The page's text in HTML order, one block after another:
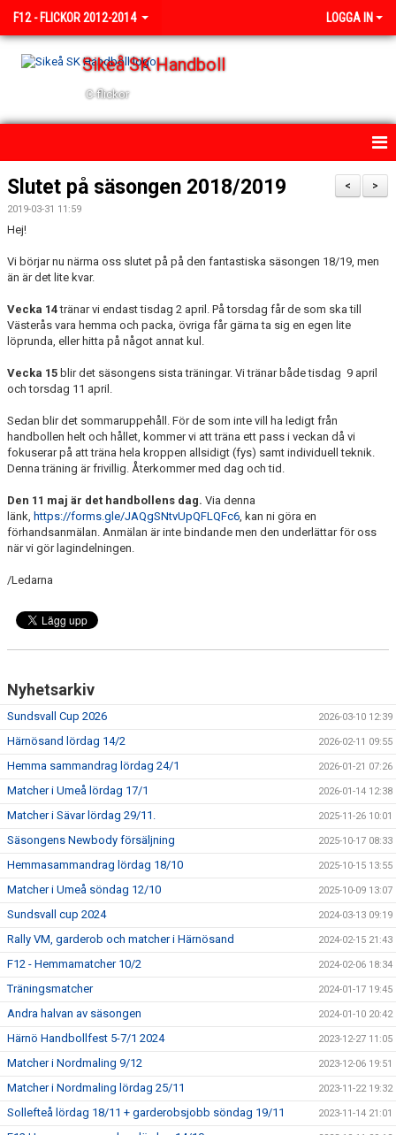
F12 - FLICKOR 2012-2014 LOGGA IN
Sikeå SK Handboll
C-flickor
HEM
NYHETER
KALENDER
BILDGALLERI
DOKUMENT
MATCHER
>
<
Slutet på säsongen 2018/2019
2019-03-31 11:59
Hej!
Vi börjar nu närma oss slutet på på den fantastiska säsongen 18/19, men
än är det lite kvar.
Vecka 14tränar vi endast tisdag 2 april. På torsdag får de som ska till
Västerås vara hemma och packa, övriga får gärna ta sig en egen lite
löprunda, eller hitta på något annat kul.
Vecka 15 blir det säsongens sista träningar. Vi tränar både tisdag 9 april
och torsdag 11 april.
Sedan blir det sommaruppehåll. För de som inte vill ha ledigt från
handbollen helt och hållet, kommer vi att träna ett pass i veckan då vi
fokuserar på att träna hela kroppen allsidigt (fys) samt individuell teknik.
Denna träning är frivillig. Återkommer med dag och tid.
Den 11 maj är det handbollens dag. Via denna
länk, https://forms.gle/JAQgSNtvUpQFLQFc6, kan ni göra en
förhandsanmälan. Anmälan är inte bindande men den underlättar för oss
när vi gör lagindelningen.
/Ledarna
Nyhetsarkiv
Sundsvall Cup 2026 2026-03-10 12:39
Härnösand lördag 14/2 2026-02-11 09:55
Hemma sammandrag lördag 24/1 2026-01-21 07:26
Matcher i Umeå lördag 17/1 2026-01-14 12:38
Matcher i Sävar lördag 29/11. 2025-11-26 10:01
Säsongens Newbody försäljning 2025-10-17 08:33
Hemmasammandrag lördag 18/10 2025-10-15 13:55
Matcher i Umeå söndag 12/10 2025-10-09 13:07
Sundsvall cup 2024 2024-03-13 09:19
Rally VM, garderob och matcher i Härnösand 2024-02-15 21:43
F12 - Hemmamatcher 10/2 2024-02-06 18:34
Träningsmatcher 2024-01-17 19:45
Andra halvan av säsongen 2024-01-10 20:42
Härnö Handbollfest 5-7/1 2024 2023-12-27 11:05
Matcher i Nordmaling 9/12 2023-12-06 19:51
Matcher i Nordmaling lördag 25/11 2023-11-22 19:32
Sollefteå lördag 18/11 + garderobsjobb söndag 19/11 2023-11-14 21:01